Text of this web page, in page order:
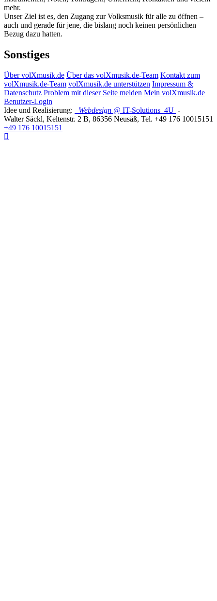
mehr.
Unser Ziel ist es, den Zugang zur Volksmusik für alle zu öffnen –
auch und gerade für jene, die bislang noch keinen persönlichen
Bezug dazu hatten.
Sonstiges
Über volXmusik.de Über das volXmusik.de-Team Kontakt zum
volXmusik.de-Team volXmusik.de unterstützen Impressum &
Datenschutz Problem mit dieser Seite melden Mein volXmusik.de
Benutzer-Login
Idee und Realisierung:
Webdesign @ IT-Solutions 4U -
Walter Säckl, Keltenstr. 2 B, 86356 Neusäß, Tel. +49 176 10015151
+49 176 10015151